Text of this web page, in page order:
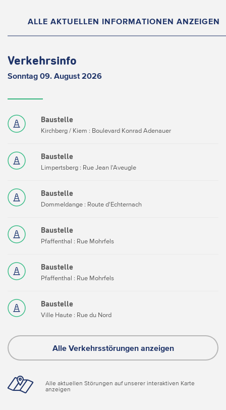
ALLE AKTUELLEN INFORMATIONEN ANZEIGEN
Verkehrsinfo
Sonntag 09. August 2026
Baustelle
Kirchberg / Kiem : Boulevard Konrad Adenauer
Baustelle
Limpertsberg : Rue Jean l'Aveugle
Baustelle
Dommeldange : Route d'Echternach
Baustelle
Pfaffenthal : Rue Mohrfels
Baustelle
Pfaffenthal : Rue Mohrfels
Baustelle
Ville Haute : Rue du Nord
Alle Verkehrsstörungen anzeigen
Alle aktuellen Störungen auf unserer interaktiven Karte
anzeigen